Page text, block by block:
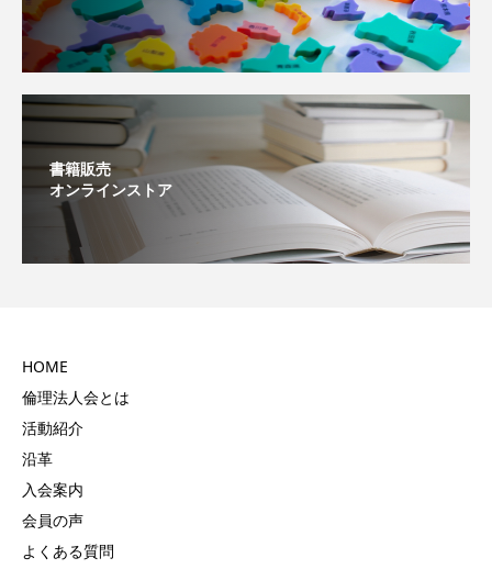
書籍販売
オンラインストア
HOME
倫理法人会とは
活動紹介
沿革
入会案内
会員の声
よくある質問